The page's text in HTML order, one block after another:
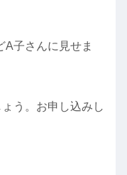
A子さんに見せま
う。お申し込みし